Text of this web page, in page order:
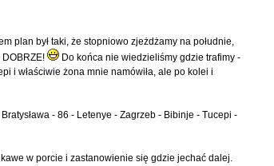
plan był taki, że stopniowo zjeżdżamy na południe,
DOBRZE!
Do końca nie wiedzieliśmy gdzie trafimy -
i właściwie żona mnie namówiła, ale po kolei i
- 86 - Letenye - Zagrzeb - Bibinje - Tucepi -
w porcie i zastanowienie się gdzie jechać dalej.